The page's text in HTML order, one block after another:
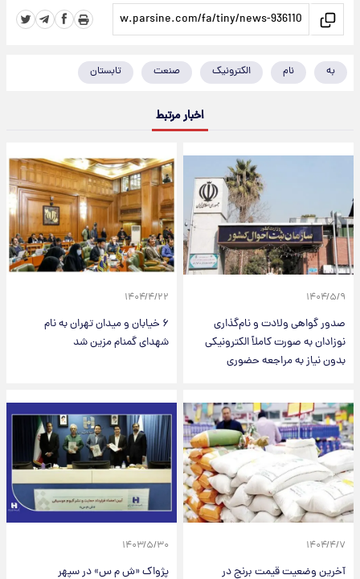
به نام الکترونیک صنعت تابستان
اخبار مرتبط
۱۴۰۴/۵/۹
صدور گواهی ولادت و نام‌گذاری
نوزادان به صورت کاملاً الکترونیکی
بدون نیاز به مراجعه حضوری
۱۴۰۴/۴/۲۲
۶ خیابان و میدان تهران به نام
شهدای گمنام مزین شد
۱۴۰۴/۴/۷
آخرین وضعیت قیمت برنج در
۱۴۰۳/۵/۳۰
​پژواک «ش م س» در سپهر